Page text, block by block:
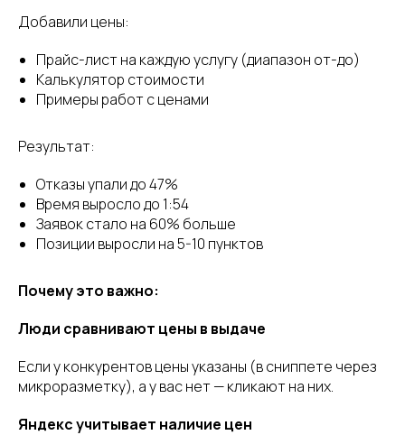
Добавили цены:
Прайс-лист на каждую услугу (диапазон от-до)
Калькулятор стоимости
Примеры работ с ценами
Результат:
Отказы упали до 47%
Время выросло до 1:54
Заявок стало на 60% больше
Позиции выросли на 5-10 пунктов
Почему это важно:
Люди сравнивают цены в выдаче
Если у конкурентов цены указаны (в сниппете через
микроразметку), а у вас нет — кликают на них.
Яндекс учитывает наличие цен